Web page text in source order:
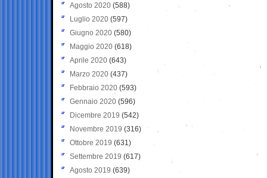
Agosto 2020 (588)
Luglio 2020 (597)
Giugno 2020 (580)
Maggio 2020 (618)
Aprile 2020 (643)
Marzo 2020 (437)
Febbraio 2020 (593)
Gennaio 2020 (596)
Dicembre 2019 (542)
Novembre 2019 (316)
Ottobre 2019 (631)
Settembre 2019 (617)
Agosto 2019 (639)